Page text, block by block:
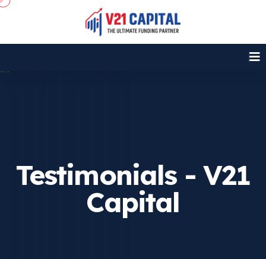
Testimonials - V21
Capital